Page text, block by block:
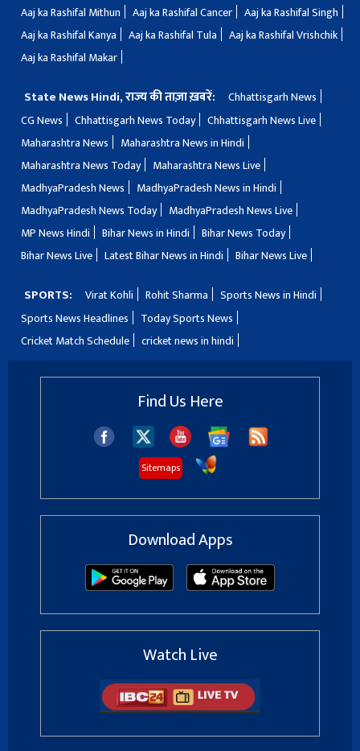
Aaj ka Rashifal Mithun
Aaj ka Rashifal Cancer
Aaj ka Rashifal Singh
Aaj ka Rashifal Kanya
Aaj ka Rashifal Tula
Aaj ka Rashifal Vrishchik
Aaj ka Rashifal Makar
State News Hindi, राज्य की ताज़ा ख़बरें:
Chhattisgarh News
CG News
Chhattisgarh News Today
Chhattisgarh News Live
Maharashtra News
Maharashtra News in Hindi
Maharashtra News Today
Maharashtra News Live
MadhyaPradesh News
MadhyaPradesh News in Hindi
MadhyaPradesh News Today
MadhyaPradesh News Live
MP News Hindi
Bihar News in Hindi
Bihar News Today
Bihar News Live
Latest Bihar News in Hindi Bihar News Live
SPORTS: Virat Kohli Rohit Sharma
Sports News in Hindi
Sports News Headlines
Today Sports News
Cricket Match Schedule
cricket news in hindi
Find Us Here
Sitemaps
Download Apps
Watch Live